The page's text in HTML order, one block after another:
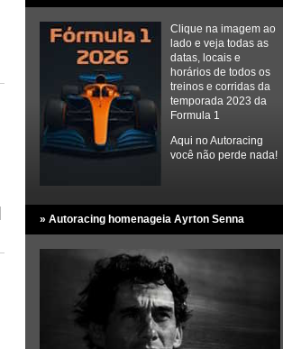
Clique na imagem ao
lado e veja todas as
datas, locais e
horários de todos os
treinos e corridas da
temporada 2023 da
Formula 1
Aqui no Autoracing
você não perde nada!
» Autoracing homenageia Ayrton Senna